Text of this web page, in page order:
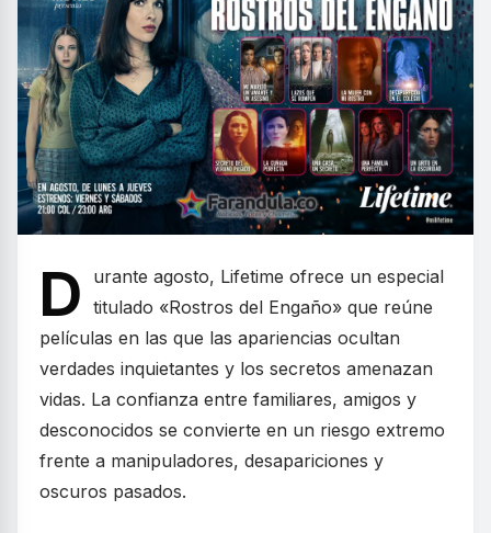
D
urante agosto, Lifetime ofrece un especial
titulado «Rostros del Engaño» que reúne
películas en las que las apariencias ocultan
verdades inquietantes y los secretos amenazan
vidas. La confianza entre familiares, amigos y
desconocidos se convierte en un riesgo extremo
frente a manipuladores, desapariciones y
oscuros pasados.